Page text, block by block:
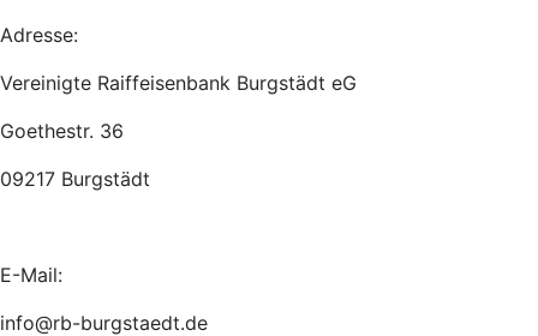
Adresse:
Vereinigte Raiffeisenbank Burgstädt eG
Goethestr. 36
09217 Burgstädt
E-Mail:
info@rb-burgstaedt.de